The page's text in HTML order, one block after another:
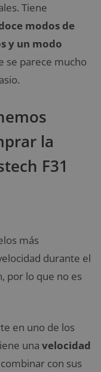
Tiene
modos de
y un modo
se parece mucho
la
F31
más
durante el
por lo que no es
en uno de los
una velocidad
con sus